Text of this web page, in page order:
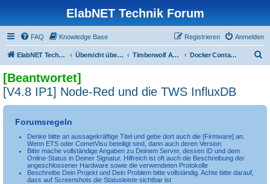
ElabNET Technik Forum
FAQ Knowledge Base Anmelden
Registrieren
ElabNET Technik Forum Übersicht über forum.timberwolf.io Timberwolf APPs & Docker Container Docker Container: Node Red
[Beantwortet]
[V4.8 IP1] Node-Red und die TWS InfluxDB
Forumsregeln
Denke bitte an aussagekräftige Titel und gebe dort auch die [Firmware] an.
Wenn ETS oder CometVisu beteiligt sind, dann auch deren Version
Bitte mache vollständige Angaben zu Deinem Server, dessen ID und dem
Online-Status in Deiner Signatur. Hilfreich ist oft auch die Beschreibung der
angeschlossener Hardware sowie die verwendeten Protokolle
Beschreibe Dein Projekt und Dein Problem bitte vollständig. Achte bitte darauf,
dass auf Screenshots die Statusleiste sichtbar ist